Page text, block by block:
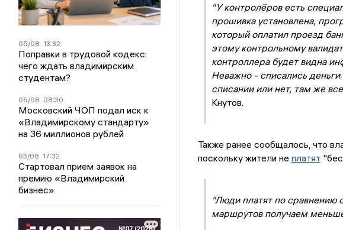
05/08 13:32
Поправки в трудовой кодекс:
чего ждать владимирским
студентам?
05/08 08:30
Московский ЧОП подал иск к
«Владимирскому стандарту»
на 36 миллионов рублей
03/08 17:32
Стартовал прием заявок на
премию «Владимирский
бизнес»
"У контролёров есть
прошивка установлена,
который оплатил проезд
этому контрольному
контроллера будет видна
Неважно - списались
списании или нет, там же
Кнутов.
Также ранее сообщалось, что
поскольку жители не платят
"Люди платят по
маршрутов получаем